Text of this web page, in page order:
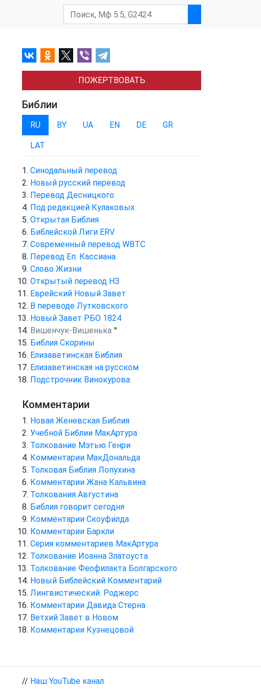
ПОЖЕРТВОВАТЬ
Библии
RU BY UA EN DE GR
LAT
Синодальный перевод
Новый русский перевод
Перевод Десницкого
Под редакцией Кулаковых
Открытая Библия
Библейской Лиги ERV
Cовременный перевод WBTC
Перевод Еп. Кассиана
Слово Жизни
Открытый перевод НЗ
Еврейский Новый Завет
В переводе Лутковского
Новый Завет РБО 1824
Вишенчук-Вишенька ●
Библия Скорины
Елизаветинская Библия
Елизаветинская на русском
Подстрочник Винокурова
Комментарии
Новая Женевская Библия
Учебной Библии МакАртура
Толкование Мэтью Генри
Комментарии МакДональда
Толковая Библия Лопухина
Комментарии Жана Кальвина
Толкования Августина
Библия говорит сегодня
Комментарии Скоуфилда
Комментарии Баркли
Серия комментариев МакАртура
Толкование Иоанна Златоуста
Толкование Феофилакта Болгарского
Новый Библейский Комментарий
Лингвистический. Роджерс
Комментарии Давида Стерна
Ветхий Завет в Новом
Комментарии Кузнецовой
// Наш YouTube канал